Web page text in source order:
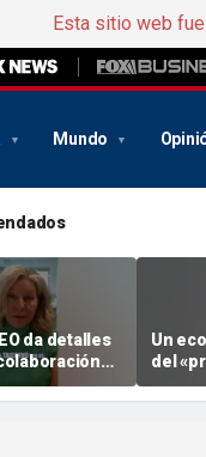
Esta sitio web
Mundo
da detalles
Un
del